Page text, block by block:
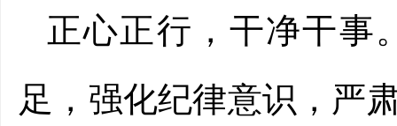
正心正行，干净干事
足，强化纪律意识，严